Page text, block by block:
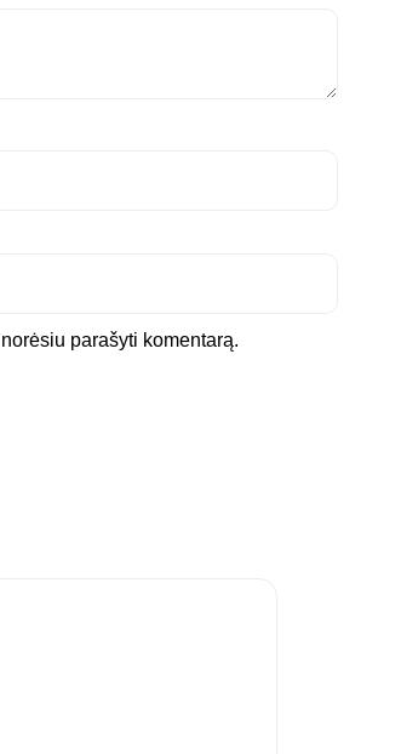
parašyti komentarą.